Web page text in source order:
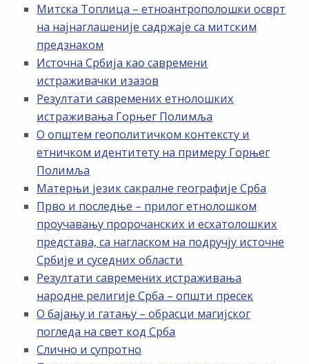
Митска Топлица – етноантрополошки осврт
на најнаглашеније садржаје са митским
предзнаком
Источна Србија као савремени
истраживачки изазов
Резултати савремених етнолошких
истраживања Горњег Полимља
О општем геополитичком контексту и
етничком идентитету на примеру Горњег
Полимља
Матерњи језик сакралне географије Срба
Прво и последње – прилог етнолошком
проучавању пророчанских и есхатолошких
представа, са нагласком на подручју источне
Србије и суседних области
Резултати савремених истраживања
народне религије Срба – општи пресек
О бајању и гатању – обрасци магијског
погледа на свет код Срба
Слично и супротно